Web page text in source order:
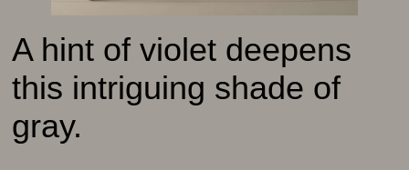
A hint of violet deepens
this intriguing shade of
gray.